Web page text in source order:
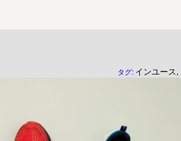
タグ: インユース,